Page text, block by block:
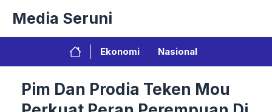
isi
Media Seruni
Ekonomi Nasional
Pim Dan Prodia Teken Mou